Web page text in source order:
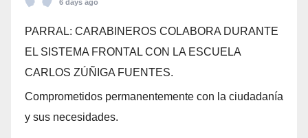
6 days ago
PARRAL: CARABINEROS COLABORA DURANTE
EL SISTEMA FRONTAL CON LA ESCUELA
CARLOS ZÚÑIGA FUENTES.
Comprometidos permanentemente con la ciudadanía
y sus necesidades.